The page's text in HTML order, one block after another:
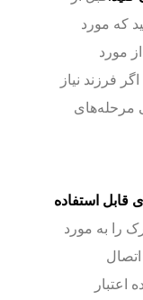
که مورد
مورد
فرزند نیاز
مرحله‌های
استفاده
به مورد
اعتبار